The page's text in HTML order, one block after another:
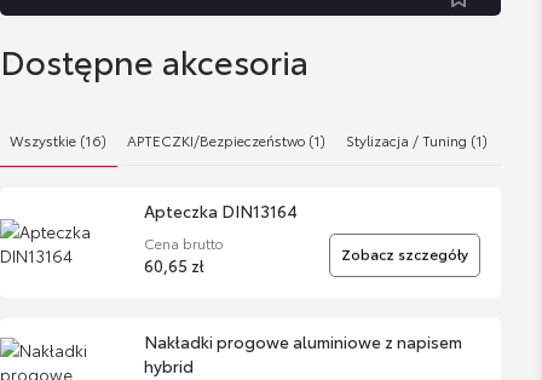
Dostępne akcesoria
Wszystkie (16) APTECZKI/Bezpieczeństwo (1) Stylizacja / Tuning (1)
Apteczka DIN13164
Cena brutto
60,65 zł Zobacz szczegóły
Nakładki progowe aluminiowe z napisem
hybrid